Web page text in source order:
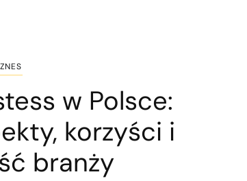
w Polsce:
korzyści i
branży